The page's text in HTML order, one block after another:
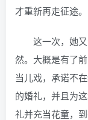
才重新再走征途。
这一次，她
然。大概是有了
当儿戏，承诺不
的婚礼，并且为
礼并充当花童，